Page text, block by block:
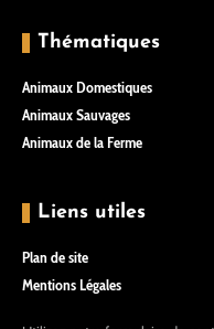
Thématiques
Animaux Domestiques
Animaux Sauvages
Animaux de la Ferme
Liens utiles
Plan de site
Mentions Légales